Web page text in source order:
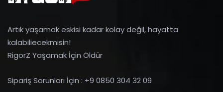
Artık yaşamak eskisi kadar kolay değil, hayatta
kalabiliecekmisin!
RigorZ Yaşamak İçin Öldür
Sipariş Sorunları İçin : +9 0850 304 32 09